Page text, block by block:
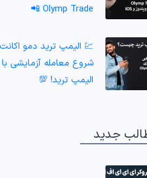
Olymp Trade 📲
💹 الیمپ ترید دمو
شروع معامله آزمایشی
الیمپ ترید! 💯
جدید